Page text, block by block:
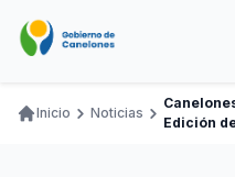
contenido
Navegación
Ingresar
Ruta
Inicio Noticias
Edición